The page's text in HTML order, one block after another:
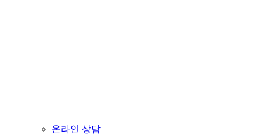
온라인 상담